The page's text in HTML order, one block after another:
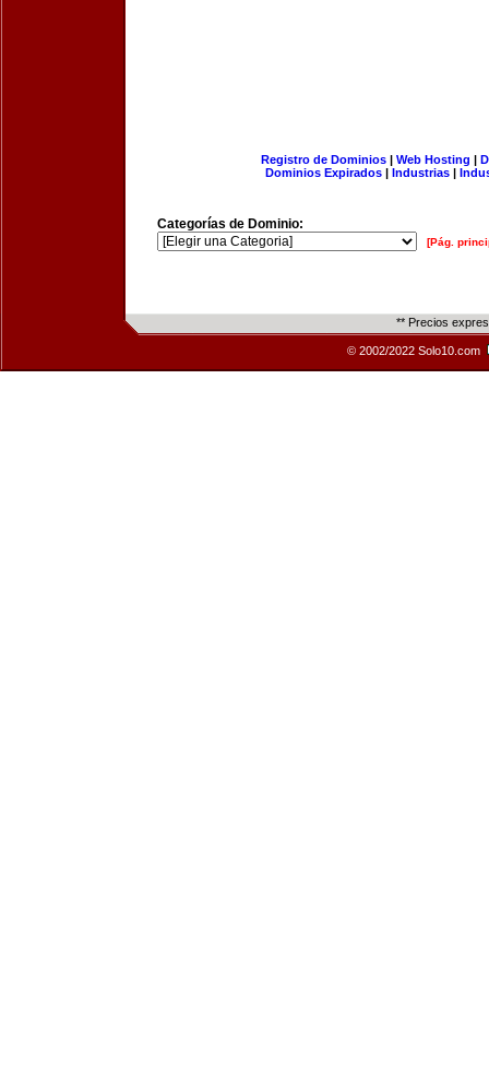
Registro de Dominios| Web Hosting |
Dominios Expirados | Industrias |
Categorías de Dominio:
[Pág.
** Precios
© 2002/2022 Solo10.com